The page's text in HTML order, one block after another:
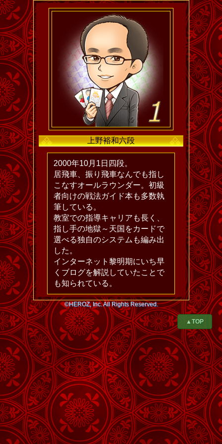
上野裕和六段
2000年10月1日四段。
居飛車、振り飛車なんでも指し
こなすオールラウンダー。初級
者向けの戦法ガイド本も多数執
筆している。
教室での指導キャリアも長く、
指し手の地獄～天国をカードで
選べる独自のシステムも編み出
した。
インターネット黎明期にいち早
くブログを解説していたことで
も知られている。
©HEROZ, Inc. All Rights Reserved.
▲TOP